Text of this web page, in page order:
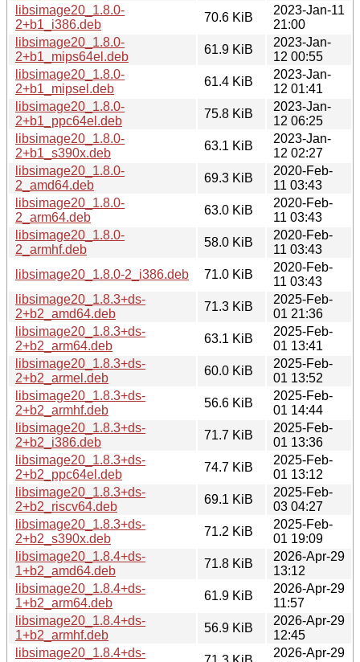
libsimage20_1.8.0-
2+b1_i386.deb
70.6 KiB
2023-Jan-11
21:00
libsimage20_1.8.0-
2+b1_mips64el.deb
61.9 KiB
2023-Jan-
12 00:55
libsimage20_1.8.0-
2+b1_mipsel.deb
61.4 KiB
2023-Jan-
12 01:41
libsimage20_1.8.0-
2+b1_ppc64el.deb
75.8 KiB
2023-Jan-
12 06:25
libsimage20_1.8.0-
2+b1_s390x.deb
63.1 KiB
2023-Jan-
12 02:27
libsimage20_1.8.0-
2_amd64.deb
69.3 KiB
2020-Feb-
11 03:43
libsimage20_1.8.0-
2_arm64.deb
63.0 KiB
2020-Feb-
11 03:43
libsimage20_1.8.0-
2_armhf.deb
58.0 KiB
2020-Feb-
11 03:43
libsimage20_1.8.0-2_i386.deb
71.0 KiB
2020-Feb-
11 03:43
libsimage20_1.8.3+ds-
2+b2_amd64.deb
71.3 KiB
2025-Feb-
01 21:36
libsimage20_1.8.3+ds-
2+b2_arm64.deb
63.1 KiB
2025-Feb-
01 13:41
libsimage20_1.8.3+ds-
2+b2_armel.deb
60.0 KiB
2025-Feb-
01 13:52
libsimage20_1.8.3+ds-
2+b2_armhf.deb
56.6 KiB
2025-Feb-
01 14:44
libsimage20_1.8.3+ds-
2+b2_i386.deb
71.7 KiB
2025-Feb-
01 13:36
libsimage20_1.8.3+ds-
2+b2_ppc64el.deb
74.7 KiB
2025-Feb-
01 13:12
libsimage20_1.8.3+ds-
2+b2_riscv64.deb
69.1 KiB
2025-Feb-
03 04:27
libsimage20_1.8.3+ds-
2+b2_s390x.deb
71.2 KiB
2025-Feb-
01 19:09
libsimage20_1.8.4+ds-
1+b2_amd64.deb
71.8 KiB
2026-Apr-29
13:12
libsimage20_1.8.4+ds-
1+b2_arm64.deb
61.9 KiB
2026-Apr-29
11:57
libsimage20_1.8.4+ds-
1+b2_armhf.deb
56.9 KiB
2026-Apr-29
12:45
libsimage20_1.8.4+ds-
2026-Apr-29